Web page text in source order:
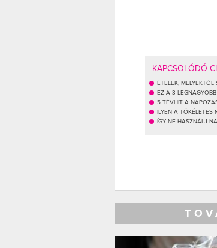
KAPCSOLÓDÓ
ÉTELEK,
EZ A 3
5 TÉVHIT A
ILYEN A TÖKÉLETES
ÍGY NE HASZNÁLJ